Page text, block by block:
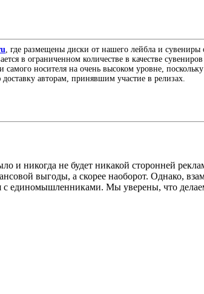
, где размещены диски от нашего лейбла и
в ограниченном количестве в качестве
носителя на очень высоком уровне,
авторам, принявшим участие в релизах.
и никогда не будет никакой сторонней
выгоды, а скорее наоборот. Однако,
с единомышленниками. Мы уверены, что